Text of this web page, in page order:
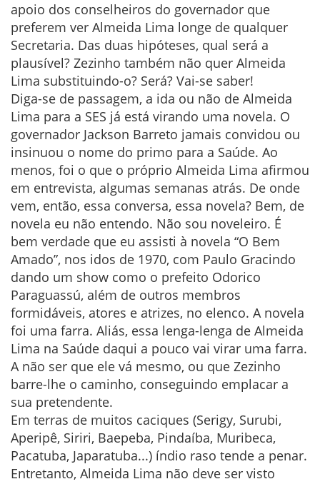
apoio dos conselheiros do governador que
preferem ver Almeida Lima longe de qualquer
Secretaria. Das duas hipóteses, qual será a
plausível? Zezinho também não quer Almeida
Lima substituindo-o? Será? Vai-se saber!
Diga-se de passagem, a ida ou não de Almeida
Lima para a SES já está virando uma novela. O
governador Jackson Barreto jamais convidou ou
insinuou o nome do primo para a Saúde. Ao
menos, foi o que o próprio Almeida Lima afirmou
em entrevista, algumas semanas atrás. De onde
vem, então, essa conversa, essa novela? Bem, de
novela eu não entendo. Não sou noveleiro. É
bem verdade que eu assisti à novela “O Bem
Amado”, nos idos de 1970, com Paulo Gracindo
dando um show como o prefeito Odorico
Paraguassú, além de outros membros
formidáveis, atores e atrizes, no elenco. A novela
foi uma farra. Aliás, essa lenga-lenga de Almeida
Lima na Saúde daqui a pouco vai virar uma farra.
A não ser que ele vá mesmo, ou que Zezinho
barre-lhe o caminho, conseguindo emplacar a
sua pretendente.
Em terras de muitos caciques (Serigy, Surubi,
Aperipê, Siriri, Baepeba, Pindaíba, Muribeca,
Pacatuba, Japaratuba...) índio raso tende a penar.
Entretanto, Almeida Lima não deve ser visto